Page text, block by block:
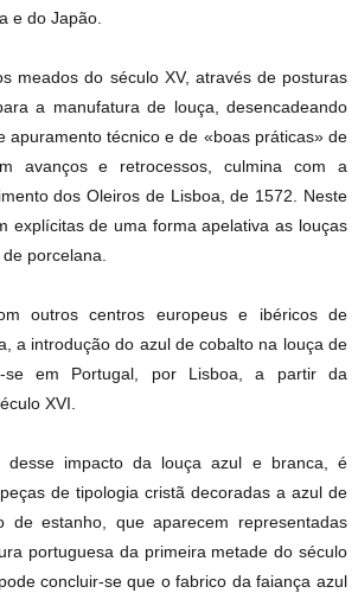
e do Japão.
meados do século XV, através de posturas
a manufatura de louça, desencadeando
apuramento técnico e de «boas práticas» de
avanços e retrocessos, culmina com a
dos Oleiros de Lisboa, de 1572. Neste
explícitas de uma forma apelativa as louças
porcelana.
outros centros europeus e ibéricos de
a introdução do azul de cobalto na louça de
se em Portugal, por Lisboa, a partir da
XVI.
desse impacto da louça azul e branca, é
de tipologia cristã decoradas a azul de
de estanho, que aparecem representadas
portuguesa da primeira metade do século
concluir-se que o fabrico da faiança azul